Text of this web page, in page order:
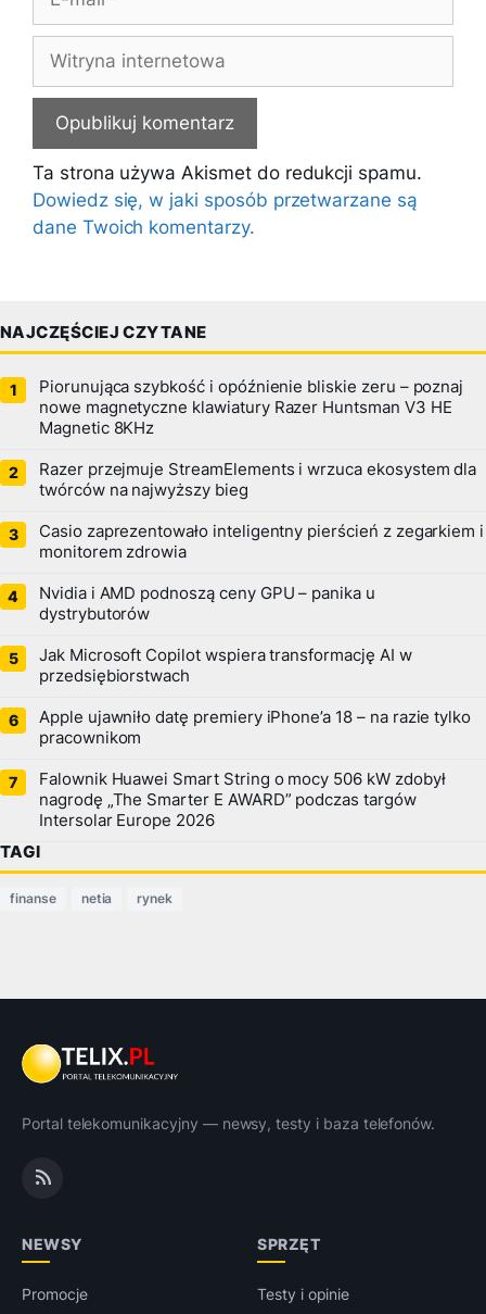
mail
internetowa
Ta strona używa Akismet do redukcji spamu.
Dowiedz się, w jaki sposób przetwarzane są
dane Twoich komentarzy.
NAJCZĘŚCIEJ CZYTANE
Piorunująca szybkość i opóźnienie bliskie zeru – poznaj
nowe magnetyczne klawiatury Razer Huntsman V3 HE
Magnetic 8KHz
Razer przejmuje StreamElements i wrzuca ekosystem dla
twórców na najwyższy bieg
Casio zaprezentowało inteligentny pierścień z zegarkiem i
monitorem zdrowia
Nvidia i AMD podnoszą ceny GPU – panika u
dystrybutorów
Jak Microsoft Copilot wspiera transformację AI w
przedsiębiorstwach
Apple ujawniło datę premiery iPhone’a 18 – na razie tylko
pracownikom
Falownik Huawei Smart String o mocy 506 kW zdobył
nagrodę „The Smarter E AWARD” podczas targów
Intersolar Europe 2026
TAGI
finanse netia rynek
Portal telekomunikacyjny — newsy, testy i baza telefonów.
NEWSY
Promocje
SPRZĘT
Testy i opinie